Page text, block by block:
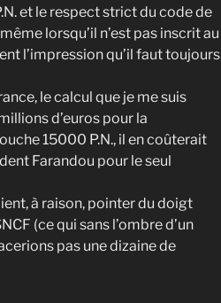
et le respect strict du code de
lorsqu’il n’est pas inscrit au
l’impression qu’il faut toujours
le calcul que je me suis
d’euros pour la
15000 P.N., il en coûterait
Farandou pour le seul
à raison, pointer du doigt
(ce qui sans l’ombre d’un
pas une dizaine de